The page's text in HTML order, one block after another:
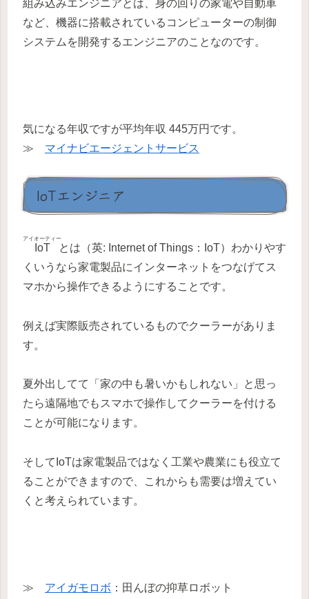
組み込みエンジニアとは、身の回りの家電や自動車
など、機器に搭載されているコンピューターの制御
システムを開発するエンジニアのことなのです。
気になる年収ですが平均年収 445万円です。
≫ マイナビエージェントサービス
IoTエンジニア
IoT
アイオーティー
とは（英: Internet of Things：IoT）わかりやす
くいうなら家電製品にインターネットをつなげてス
マホから操作できるようにすることです。
例えば実際販売されているものでクーラーがありま
す。
夏外出してて「家の中も暑いかもしれない」と思っ
たら遠隔地でもスマホで操作してクーラーを付ける
ことが可能になります。
そしてIoTは家電製品ではなく工業や農業にも役立て
ることができますので、これからも需要は増えてい
くと考えられています。
≫ アイガモロボ ：田んぼの抑草ロボット